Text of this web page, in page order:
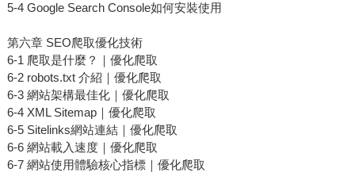
5-4 Google Search Console如何安裝使用
第六章 SEO爬取優化技術
6-1 爬取是什麼？｜優化爬取
6-2 robots.txt 介紹｜優化爬取
6-3 網站架構最佳化｜優化爬取
6-4 XML Sitemap｜優化爬取
6-5 Sitelinks網站連結｜優化爬取
6-6 網站載入速度｜優化爬取
6-7 網站使用體驗核心指標｜優化爬取